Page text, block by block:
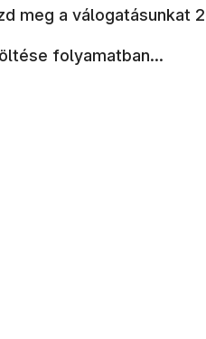
meg a válogatásunkat
folyamatban...